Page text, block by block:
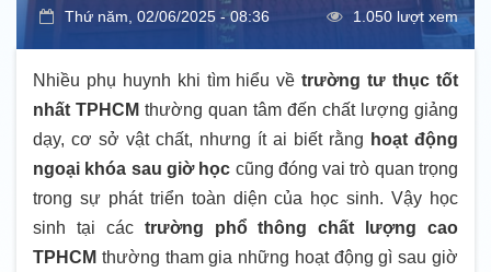
Thứ năm, 02/06/2025 - 08:36 1.050 lượt xem
Nhiều phụ huynh khi tìm hiểu vềtrường tư thục tốt
nhất TPHCM thường quan tâm đến chất lượng giảng
dạy, cơ sở vật chất, nhưng ít ai biết rằng hoạt động
ngoại khóa sau giờ học cũng đóng vai trò quan trọng
trong sự phát triển toàn diện của học sinh. Vậy học
sinh tại các trường phổ thông chất lượng cao
TPHCM thường tham gia những hoạt động gì sau giờ